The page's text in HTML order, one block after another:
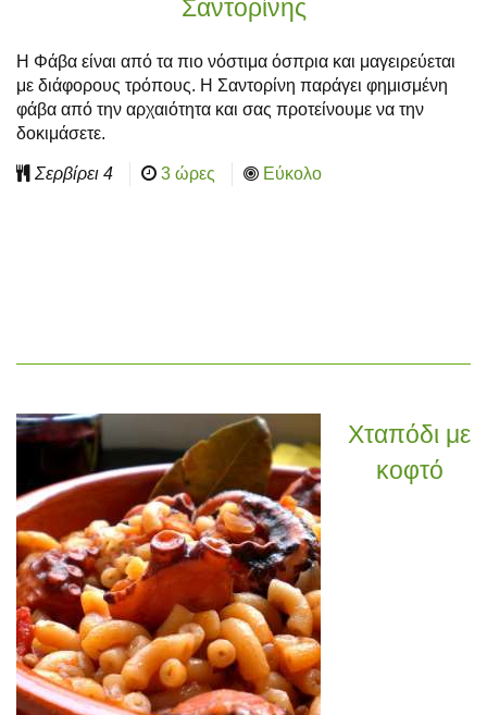
Σαντορίνης
Η Φάβα είναι από τα πιο νόστιμα όσπρια και μαγειρεύεται
με διάφορους τρόπους. Η Σαντορίνη παράγει φημισμένη
φάβα από την αρχαιότητα και σας προτείνουμε να την
δοκιμάσετε.
Σερβίρει 4 3 ώρες Εύκολο
Χταπόδι με
κοφτό